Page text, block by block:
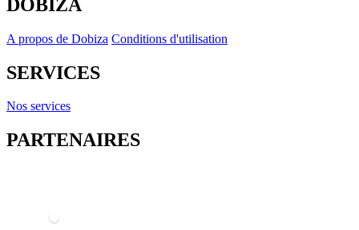
DOBIZA
A propos de Dobiza Conditions d'utilisation
SERVICES
Nos services
PARTENAIRES